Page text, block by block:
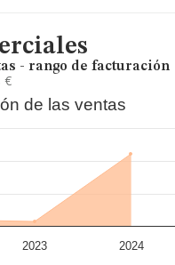
- rango de facturación
€
de las ventas
2023 2024